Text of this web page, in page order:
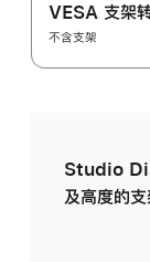
VESA 支架
不含支架
Studio
及高度的支